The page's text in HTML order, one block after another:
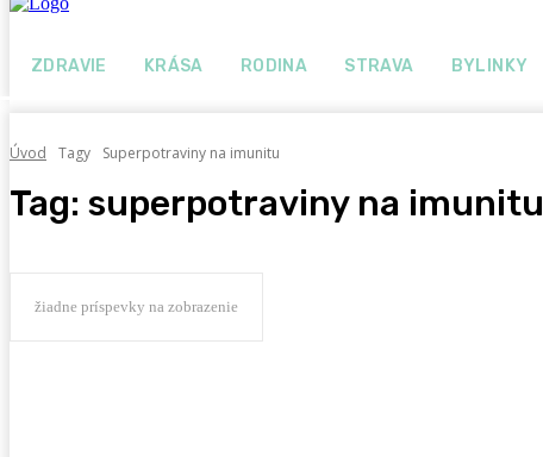
ZDRAVIE KRÁSA RODINA STRAVA BYLINKY
Úvod Tagy Superpotraviny na imunitu
Tag: superpotraviny na imunitu
žiadne príspevky na zobrazenie